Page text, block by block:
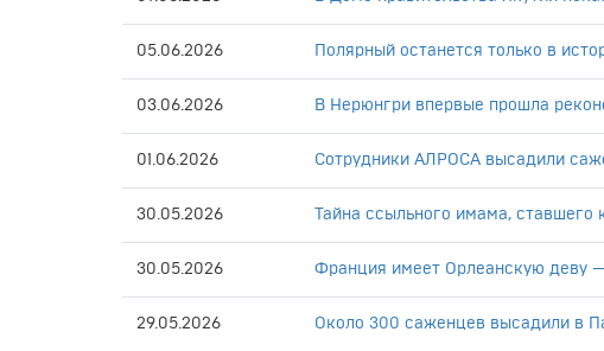
05.06.2026 Полярный останется только в
03.06.2026 В Нерюнгри впервые прошла
01.06.2026 Сотрудники АЛРОСА высадили
30.05.2026 Тайна ссыльного имама,
30.05.2026 Франция имеет Орлеанскую деву
29.05.2026 Около 300 саженцев высадили в